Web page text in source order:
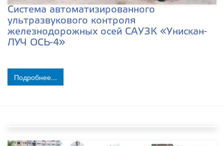
Система автоматизированного
ультразвукового контроля
железнодорожных осей САУЗК «Унискан-
ЛУЧ ОСЬ-4»
Подробнее...